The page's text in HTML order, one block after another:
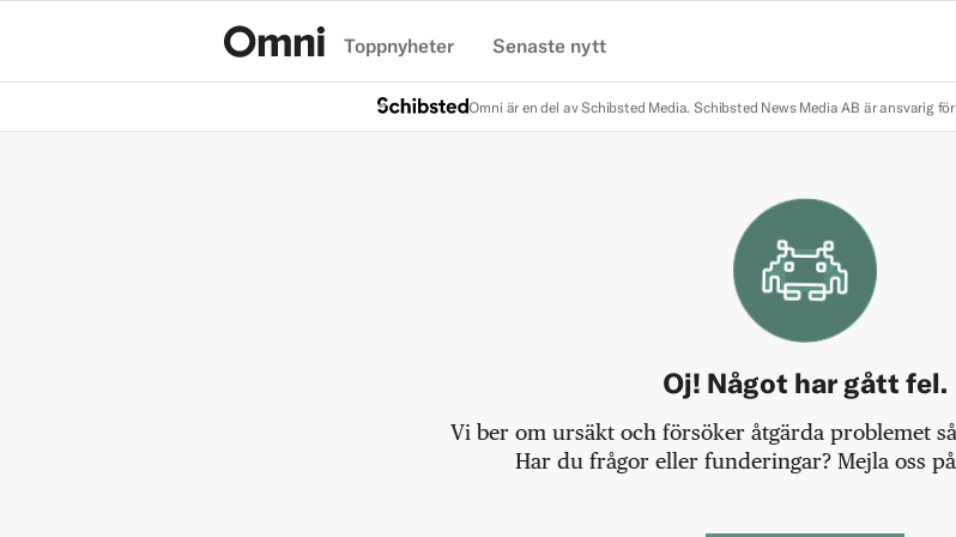
Toppnyheter Senaste nytt
Omni är en del av Schibsted Media. Schibsted News Media AB är ansvarig
Oj! Något har gått fel.
Vi ber om ursäkt och försöker åtgärda problemet
Har du frågor eller funderingar? Mejla oss